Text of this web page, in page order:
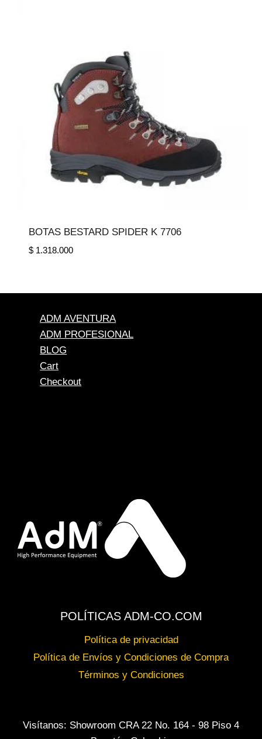
BOTAS BESTARD SPIDER K 7706
$1.318.000
ADM AVENTURA
ADM PROFESIONAL
BLOG
Cart
Checkout
POLÍTICAS ADM-CO.COM
Política de privacidad
Política de Envíos y Condiciones de Compra
Términos y Condiciones
Visítanos: Showroom CRA 22 No. 164 - 98 Piso 4